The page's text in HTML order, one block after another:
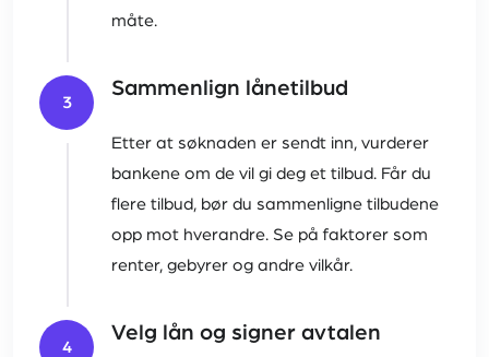
måte.
3
Sammenlign lånetilbud
Etter at søknaden er sendt inn, vurderer
bankene om de vil gi deg et tilbud. Får du
flere tilbud, bør du sammenligne tilbudene
opp mot hverandre. Se på faktorer som
renter, gebyrer og andre vilkår.
4
Velg lån og signer avtalen